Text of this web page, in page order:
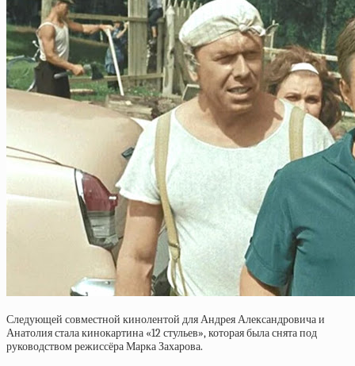
Следующей совместной кинолентой для Андрея Александровича и
Анатолия стала кинокартина «12 стульев», которая была снята под
руководством режиссёра Марка Захарова.